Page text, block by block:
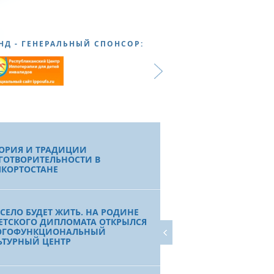
- ГЕНЕРАЛЬНЫЙ СПОНСОР:
И ТРАДИЦИИ
В
БУДЕТ ЖИТЬ. НА РОДИНЕ
ДИПЛОМАТА ОТКРЫЛСЯ
ЦЕНТР